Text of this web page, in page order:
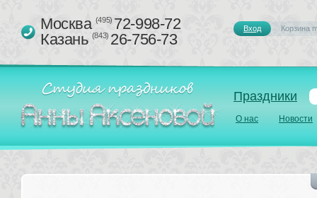
Праздники
О нас Новости
Москва (495)72-998-72
Казань (843)26-756-73
Вход Корзина